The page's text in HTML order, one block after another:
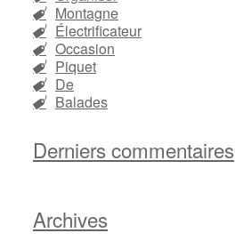
Montagne
Électrificateur
Occasion
Piquet
De
Balades
Derniers commentaires
Archives